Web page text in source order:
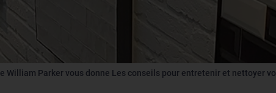
William Parker vous donne Les conseils pour entretenir et nettoyer